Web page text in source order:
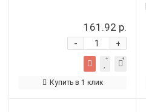
161.92 р.
+
-
Купить в 1 клик